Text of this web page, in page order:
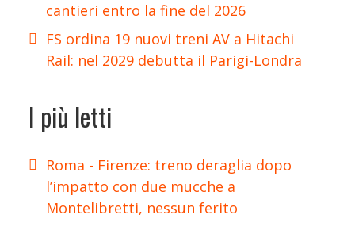
cantieri entro la fine del 2026
FS ordina 19 nuovi treni AV a Hitachi
Rail: nel 2029 debutta il Parigi-Londra
I più letti
Roma - Firenze: treno deraglia dopo
l’impatto con due mucche a
Montelibretti, nessun ferito